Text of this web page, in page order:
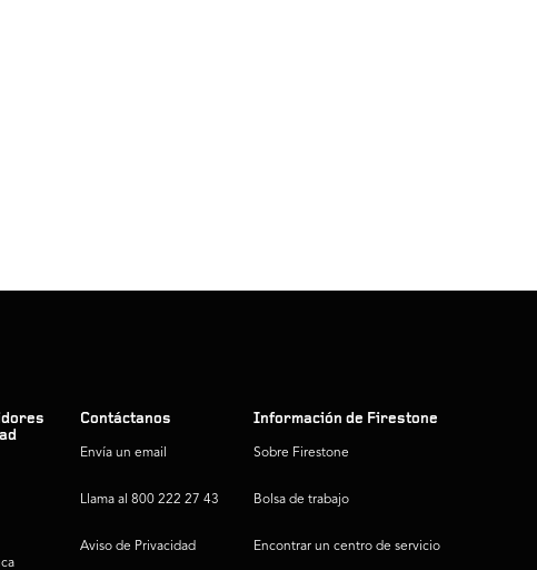
Contáctanos
Envía un email
Llama al 800 222 27 43
Aviso de Privacidad
Información de Firestone
Sobre Firestone
Bolsa de trabajo
Encontrar un centro de servicio